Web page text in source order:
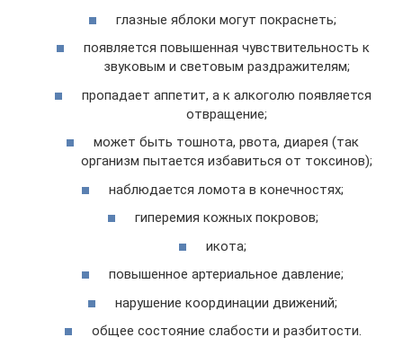
глазные яблоки могут покраснеть;
появляется повышенная чувствительность к
звуковым и световым раздражителям;
пропадает аппетит, а к алкоголю появляется
отвращение;
может быть тошнота, рвота, диарея (так
организм пытается избавиться от токсинов);
наблюдается ломота в конечностях;
гиперемия кожных покровов;
икота;
повышенное артериальное давление;
нарушение координации движений;
общее состояние слабости и разбитости.